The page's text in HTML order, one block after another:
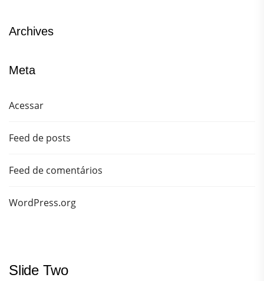
Archives
Meta
Acessar
Feed de posts
Feed de comentários
WordPress.org
Slide Two